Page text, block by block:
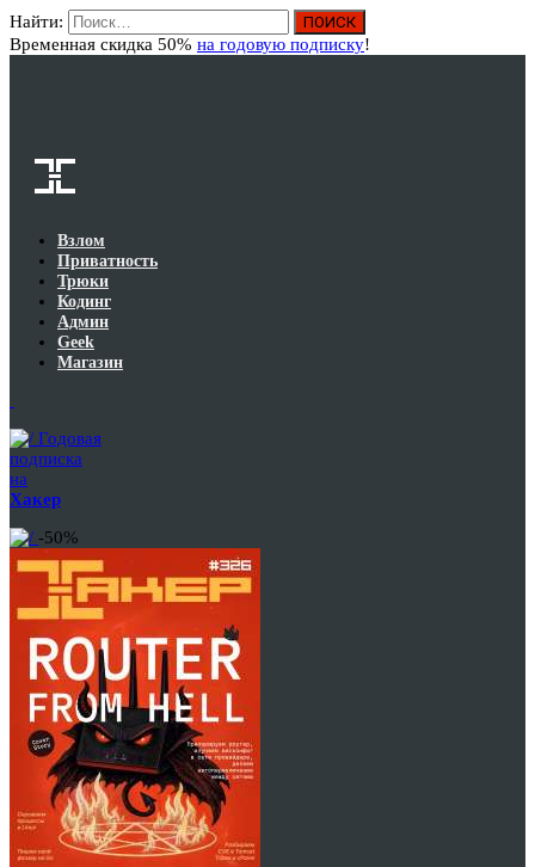
Найти:
Временная скидка 50% на годовую подписку!
Взлом
Приватность
Трюки
Кодинг
Админ
Geek
Магазин
Годовая
подписка
на
Хакер
-50%